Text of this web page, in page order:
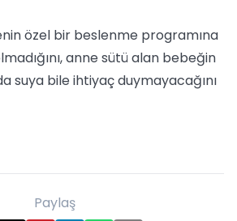
özel bir beslenme programına
anne sütü alan bebeğin
suya bile ihtiyaç duymayacağını
Paylaş